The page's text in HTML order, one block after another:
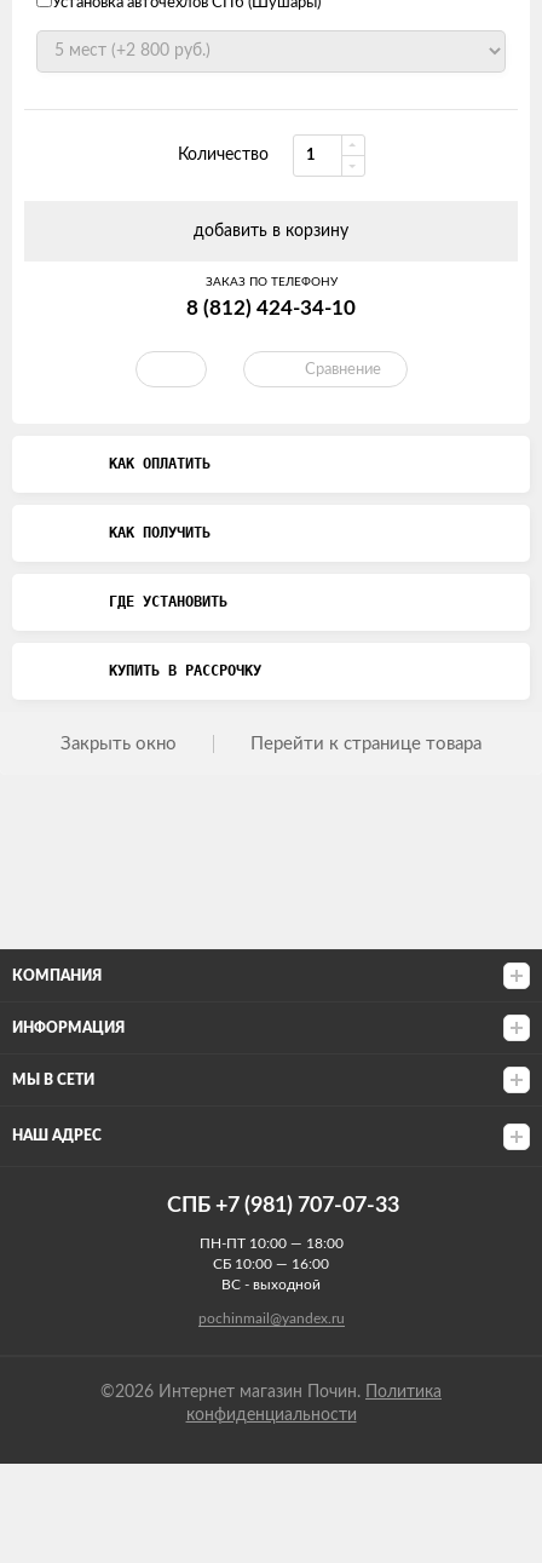
Количество
добавить в корзину
ЗАКАЗ ПО ТЕЛЕФОНУ
8 (812) 424-34-10
Сравнение
КАК ОПЛАТИТЬ
КАК ПОЛУЧИТЬ
ГДЕ УСТАНОВИТЬ
КУПИТЬ В РАССРОЧКУ
Закрыть окно Перейти к странице товара
КОМПАНИЯ
ИНФОРМАЦИЯ
МЫ В СЕТИ
НАШ АДРЕС
СПБ +7 (981) 707-07-33
ПН-ПТ 10:00 — 18:00
СБ 10:00 — 16:00
ВС - выходной
pochinmail@yandex.ru
©2026 Интернет магазин Почин.
Политика
конфиденциальности